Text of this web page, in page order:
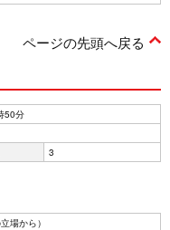
ページの先頭へ戻る
50分
3
場から）